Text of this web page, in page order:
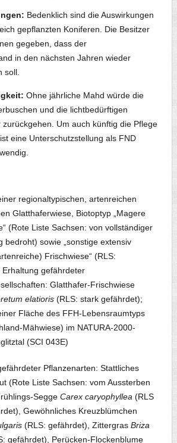
Bedenklich sind die Auswirkungen
gepflanzten Koniferen. Die Besitzer
gegeben, dass der
in den nächsten Jahren wieder
soll.
Ohne jährliche Mahd würde die
und die lichtbedürftigen
zurückgehen. Um auch künftig die Pflege
eine Unterschutzstellung als FND
regionaltypischen, artenreichen
Glatthaferwiese, Biotoptyp „Magere
(Rote Liste Sachsen: von vollständiger
bedroht) sowie „sonstige extensiv
Frischwiese“ (RLS:
gefährdeter
Glatthafer-Frischwiese
elatioris(RLS: stark gefährdet);
Fläche des FFH-Lebensraumtyps
Mähwiese) im NATURA-2000-
(SCI 043E)
Pflanzenarten: Stattliches
(Rote Liste Sachsen: vom Aussterben
SeggeCarex caryophyllea(RLS
Gewöhnliches Kreuzblümchen
(RLS: gefährdet), ZittergrasBriza
gefährdet), Perücken-Flockenblume